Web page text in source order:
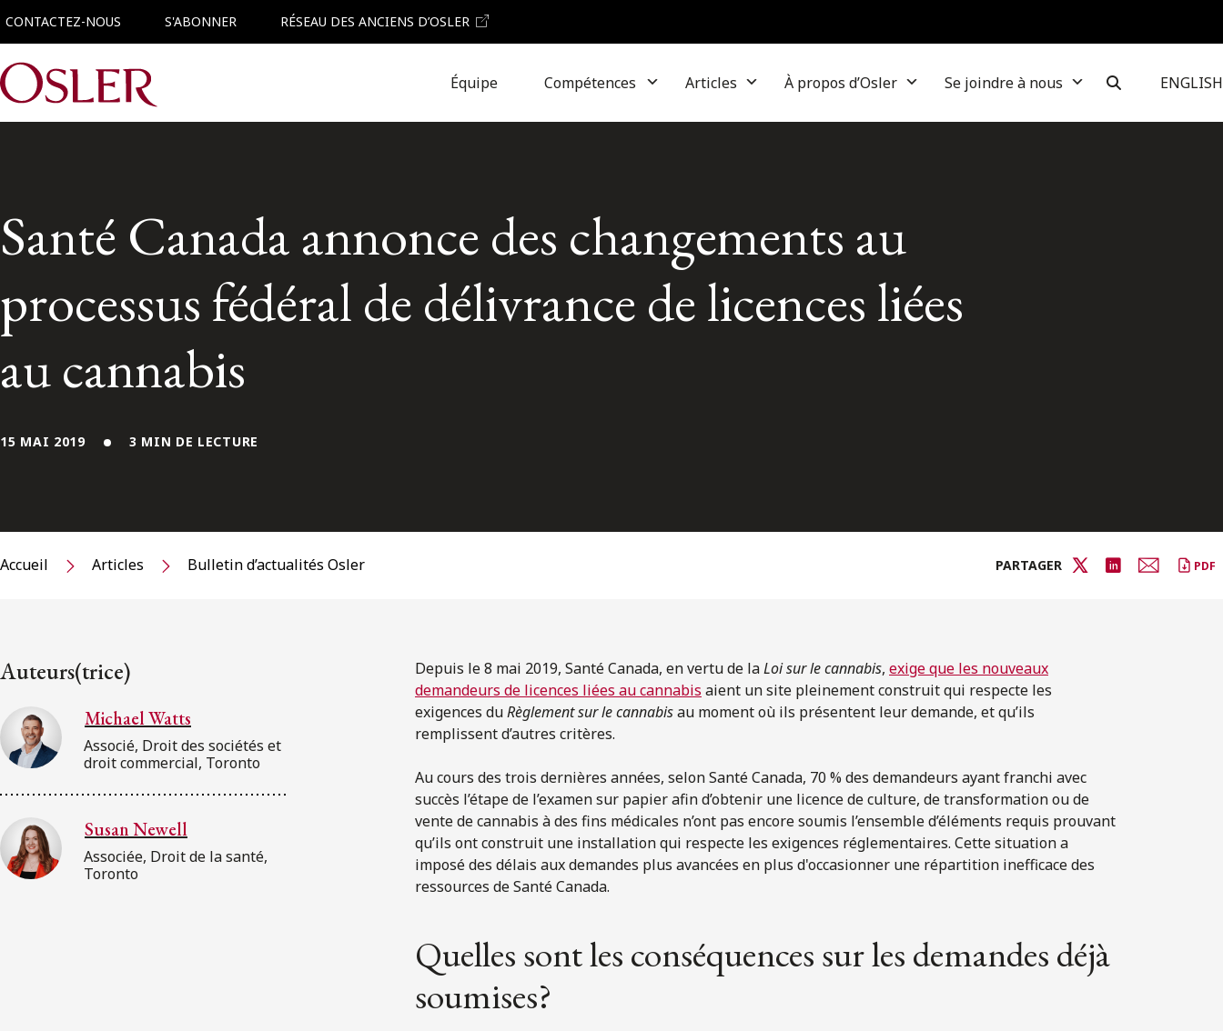
CONTACTEZ-NOUS S'ABONNER RÉSEAU DES ANCIENS D’OSLER
Main Navigation Équipe Compétences Articles À propos d’Osler Se joindre à nous ENGLISH
Santé Canada annonce des changements au
processus fédéral de délivrance de licences liées
au cannabis
15 MAI 2019 3 MIN DE LECTURE
Accueil Articles Bulletin d’actualités Osler PARTAGER PDF
Auteurs(trice)
Michael Watts
Associé, Droit des sociétés et
droit commercial, Toronto
Susan Newell
Associée, Droit de la santé,
Toronto
Depuis le 8 mai 2019, Santé Canada, en vertu de laLoi sur le cannabis, exige que les nouveaux
demandeurs de licences liées au cannabis aient un site pleinement construit qui respecte les
exigences duRèglement sur le cannabisau moment où ils présentent leur demande, et qu’ils
remplissent d’autres critères.
Au cours des trois dernières années, selon Santé Canada, 70 % des demandeurs ayant franchi avec
succès l’étape de l’examen sur papier afin d’obtenir une licence de culture, de transformation ou de
vente de cannabis à des fins médicales n’ont pas encore soumis l’ensemble d’éléments requis prouvant
qu’ils ont construit une installation qui respecte les exigences réglementaires. Cette situation a
imposé des délais aux demandes plus avancées en plus d'occasionner une répartition inefficace des
ressources de Santé Canada.
Quelles sont les conséquences sur les demandes déjà
soumises?